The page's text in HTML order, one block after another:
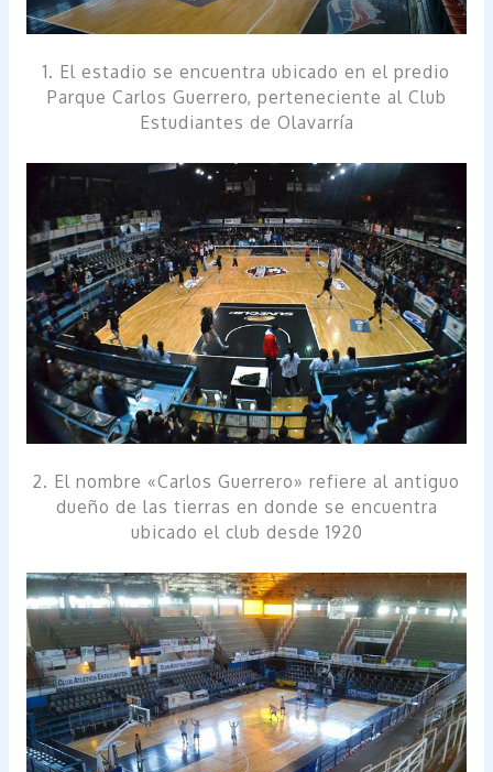
1. El estadio se encuentra ubicado en el predio
Parque Carlos Guerrero, perteneciente al Club
Estudiantes de Olavarría
2. El nombre «Carlos Guerrero» refiere al antiguo
dueño de las tierras en donde se encuentra
ubicado el club desde 1920